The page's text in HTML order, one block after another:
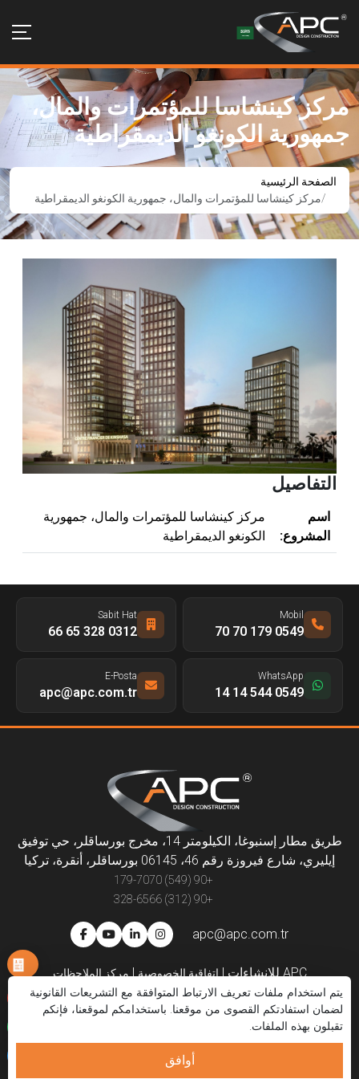
مركز كينشاسا للمؤتمرات والمال،
جمهورية الكونغو الديمقراطية
الصفحة الرئيسية
مركز كينشاسا للمؤتمرات والمال، جمهورية الكونغو الديمقراطية
التفاصيل
اسم
المشروع:
مركز كينشاسا للمؤتمرات والمال، جمهورية
الكونغو الديمقراطية
يتم استخدام ملفات تعريف الارتباط المتوافقة مع التشريعات القانونية
لضمان استفادتكم القصوى من موقعنا. باستخدامكم لموقعنا، فإنكم
تقبلون بهذه الملفات.
أوافق
Mobil
0549 179 70 70
Sabit Hat
0312 328 65 66
WhatsApp
0549 544 14 14
E-Posta
apc@apc.com.tr
طريق مطار إسنبوغا، الكيلومتر 14، مخرج بورساقلر، حي توفيق
إيليري، شارع فيروزة رقم 46، 06145 بورساقلر، أنقرة، تركيا
+90 (549) 179-7070
+90 (312) 328-6566
apc@apc.com.tr
APC للإنشاءات | اتفاقية الخصوصية | مركز الملاحظات
المؤسسية
المشاريع الأنظمة المسار المهني
شركاء الحلول
العروض التقديمية
اتصل بنا الكتالوج الإلكتروني العربية